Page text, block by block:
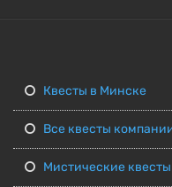
Квесты в Минске
Все квесты
Мистические квесты